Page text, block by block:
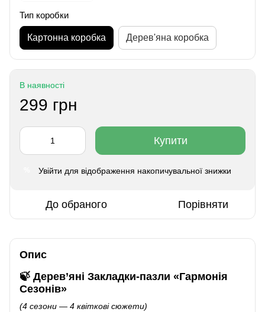
Тип коробки
Картонна коробка Дерев'яна коробка
В наявності
299 грн
Купити
Увійти для відображення накопичувальної знижки
До обраного Порівняти
Опис
🍃 Дерев’яні Закладки-пазли «Гармонія
Сезонів»
(4 сезони — 4 квіткові сюжети)